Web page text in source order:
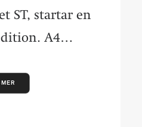
ST, startar en
A4…
MER